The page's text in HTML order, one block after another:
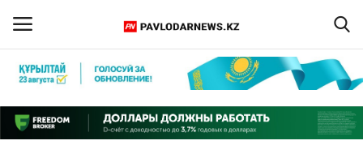
Регистрация
Главная